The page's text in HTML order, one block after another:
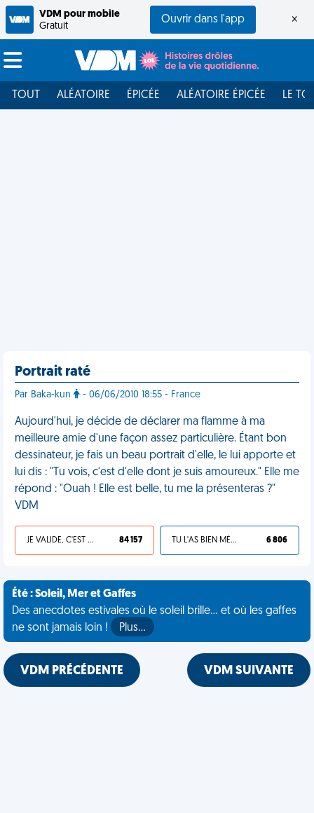
VDM pour mobile
Gratuit
Ouvrir dans l'app ×
TOUT ALÉATOIRE ÉPICÉE ALÉATOIRE ÉPICÉE LE
Portrait raté
Par Baka-kun - 06/06/2010 18:55 - France
Aujourd'hui, je décide de déclarer ma flamme à ma
meilleure amie d'une façon assez particulière. Étant bon
dessinateur, je fais un beau portrait d'elle, le lui apporte et
lui dis : "Tu vois, c'est d'elle dont je suis amoureux." Elle me
répond : "Ouah ! Elle est belle, tu me la présenteras ?"
VDM
JE VALIDE, C'EST UNE VDM 84 157 TU L'AS BIEN MÉRITÉ 6 806
Été : Soleil, Mer et Gaffes
Des anecdotes estivales où le soleil brille... et où les gaffes
ne sont jamais loin !
Plus…
VDM PRÉCÉDENTE VDM SUIVANTE